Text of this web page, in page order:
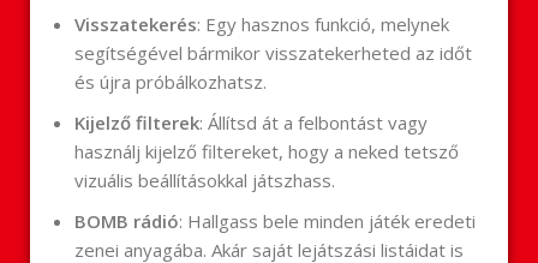
Visszatekerés: Egy hasznos funkció, melynek
segítségével bármikor visszatekerheted az időt
és újra próbálkozhatsz.
Kijelző filterek: Állítsd át a felbontást vagy
használj kijelző filtereket, hogy a neked tetsző
vizuális beállításokkal játszhass.
BOMB rádió: Hallgass bele minden játék eredeti
zenei anyagába. Akár saját lejátszási listáidat is